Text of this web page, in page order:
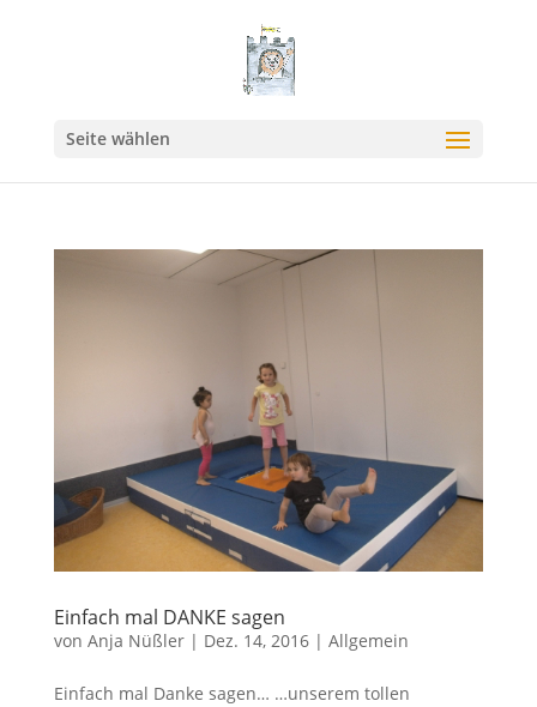
Seite wählen
Einfach mal DANKE sagen
von Anja Nüßler| Dez. 14, 2016| Allgemein
Einfach mal Danke sagen… …unserem tollen